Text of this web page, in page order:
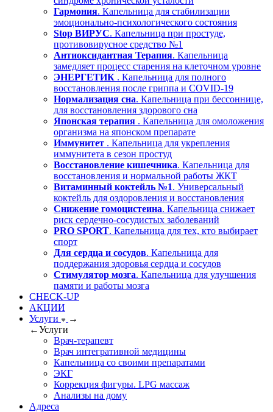
Гармония. Капельница для стабилизации
эмоционально-психологического состояния
Stop ВИРУС. Капельница при простуде,
противовирусное средство №1
Антиоксидантная Терапия. Капельница
замедляет процесс старения на клеточном уровне
ЭНЕРГЕТИК . Капельница для полного
восстановления после гриппа и COVID-19
Нормализация сна. Капельница при бессоннице,
для восстановления здорового сна
Японская терапия . Капельница для омоложения
организма на японском препарате
Иммунитет . Капельница для укрепления
иммунитета в сезон простуд
Восстановление кишечника. Капельница для
восстановления и нормальной работы ЖКТ
Витаминный коктейль №1. Универсальный
коктейль для оздоровления и восстановления
Снижение гомоцистеина. Капельница снижает
риск сердечно-сосудистых заболеваний
PRO SPORT. Капельница для тех, кто выбирает
спорт
Для сердца и сосудов. Капельница для
поддержания здоровья сердца и сосудов
Стимулятор мозга. Капельница для улучшения
памяти и работы мозга
CHECK-UP
АКЦИИ
Услуги
→
←Услуги
Врач-терапевт
Врач интегративной медицины
Капельница со своими препаратами
ЭКГ
Коррекция фигуры. LPG массаж
Анализы на дому
Адреса